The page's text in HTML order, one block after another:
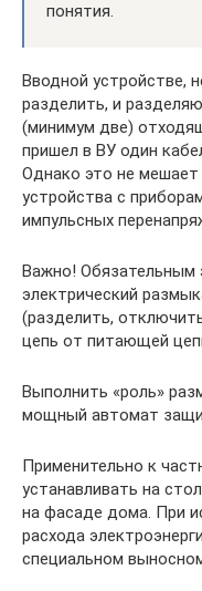
понятия.
Вводной устройстве,
разделить, и
(минимум две)
пришел в ВУ один
Однако это не
устройства с
импульсных
Важно! Обязательным
электрический
(разделить,
цепь от питающей
Выполнить «роль»
мощный автомат
Применительно к
устанавливать на
на фасаде дома. При
расхода
специальном